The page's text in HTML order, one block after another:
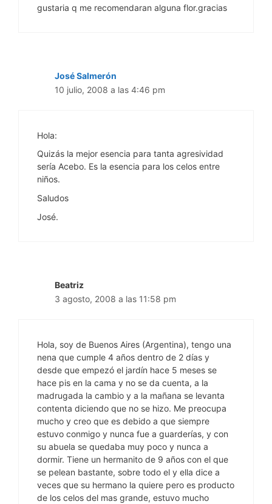
gustaria q me recomendaran alguna flor.gracias
José Salmerón
10 julio, 2008 a las 4:46 pm
Hola:
Quizás la mejor esencia para tanta agresividad
sería Acebo. Es la esencia para los celos entre
niños.
Saludos
José.
Beatriz
3 agosto, 2008 a las 11:58 pm
Hola, soy de Buenos Aires (Argentina), tengo una
nena que cumple 4 años dentro de 2 días y
desde que empezó el jardín hace 5 meses se
hace pis en la cama y no se da cuenta, a la
madrugada la cambio y a la mañana se levanta
contenta diciendo que no se hizo. Me preocupa
mucho y creo que es debido a que siempre
estuvo conmigo y nunca fue a guarderías, y con
su abuela se quedaba muy poco y nunca a
dormir. Tiene un hermanito de 9 años con el que
se pelean bastante, sobre todo el y ella dice a
veces que su hermano la quiere pero es producto
de los celos del mas grande, estuvo mucho